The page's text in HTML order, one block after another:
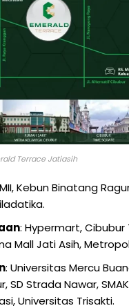
Terrace Jatiasih
Kebun Binatang
: Hypermart, Cibubur
Mall Jati Asih,
: Universitas Mercu
SD Strada Nawar,
Universitas Trisakti.